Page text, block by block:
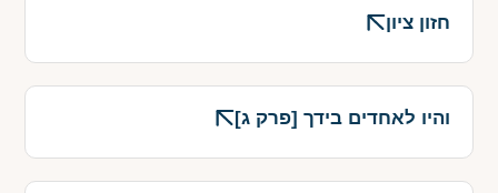
חזון ציון
והיו לאחדים בידך [פרק ג]